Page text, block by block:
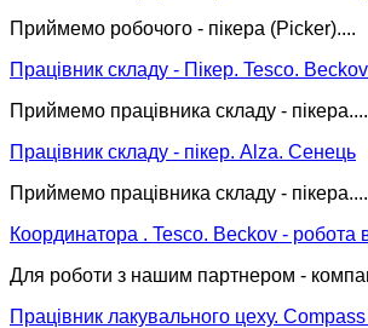
Приймемо робочого - пікера (Picker)....
Працівник складу - Пікер. Tesco.
Приймемо працівника складу - пікера....
Працівник складу - пікер. Alza. Сенець
Приймемо працівника складу - пікера....
Координатора . Tesco. Beckov - робота
Для роботи з нашим партнером -
Працівник лакувального цеху.